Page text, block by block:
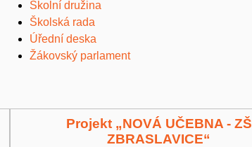
Školní družina
Školská rada
Úřední deska
Žákovský parlament
Projekt „NOVÁ UČEBNA - ZŠ
ZBRASLAVICE“